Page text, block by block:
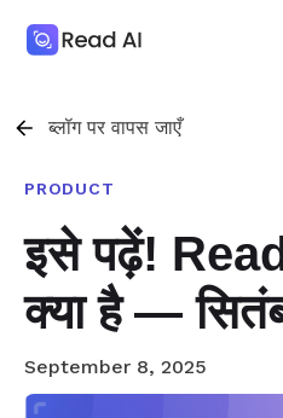
ब्लॉग पर वापस जाएँ
PRODUCT
इसे पढ़ें!
क्या है —
September 8, 2025